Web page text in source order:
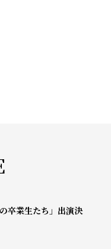
卒業生たち」出演決